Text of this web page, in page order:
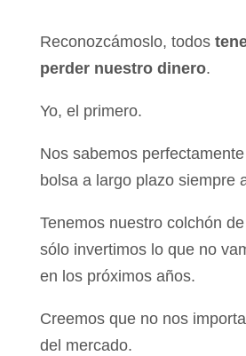
Reconozcámoslo, todos
perder nuestro dinero.
Yo, el primero.
Nos sabemos
bolsa a largo plazo siempre
Tenemos nuestro colchón
sólo invertimos lo que no
en los próximos años.
Creemos que no nos
del mercado.